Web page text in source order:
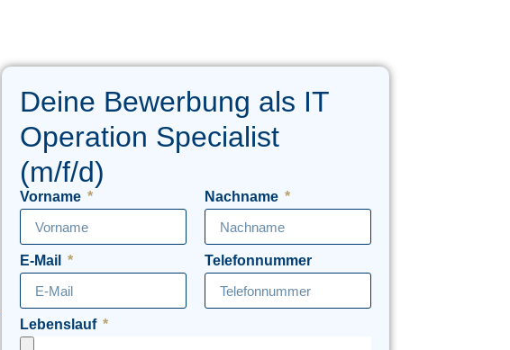
Deine Bewerbung als IT
Operation Specialist
(m/f/d)
Vorname Nachname
E-Mail Telefonnummer
Lebenslauf